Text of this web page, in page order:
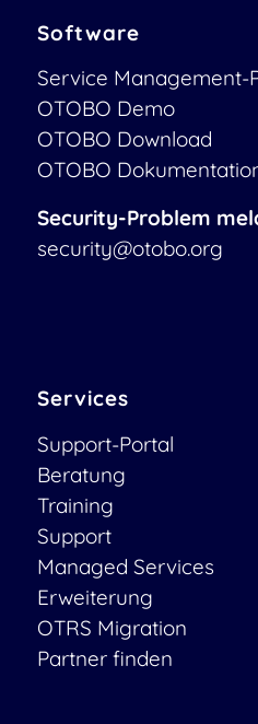
Software
Service Management-
OTOBO Demo
OTOBO Download
OTOBO
Security-Problem
security@otobo.org
Services
Support-Portal
Beratung
Training
Support
Managed Services
Erweiterung
OTRS Migration
Partner finden